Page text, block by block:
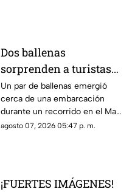
Dos ballenas
sorprenden a turistas
durante avistamiento
en el Mar de Cortés
Un par de ballenas emergió
cerca de una embarcación
durante un recorrido en el Mar
de Cortés. El avistamiento fue
agosto 07, 2026 05:47 p. m.
¡FUERTES IMÁGENES!